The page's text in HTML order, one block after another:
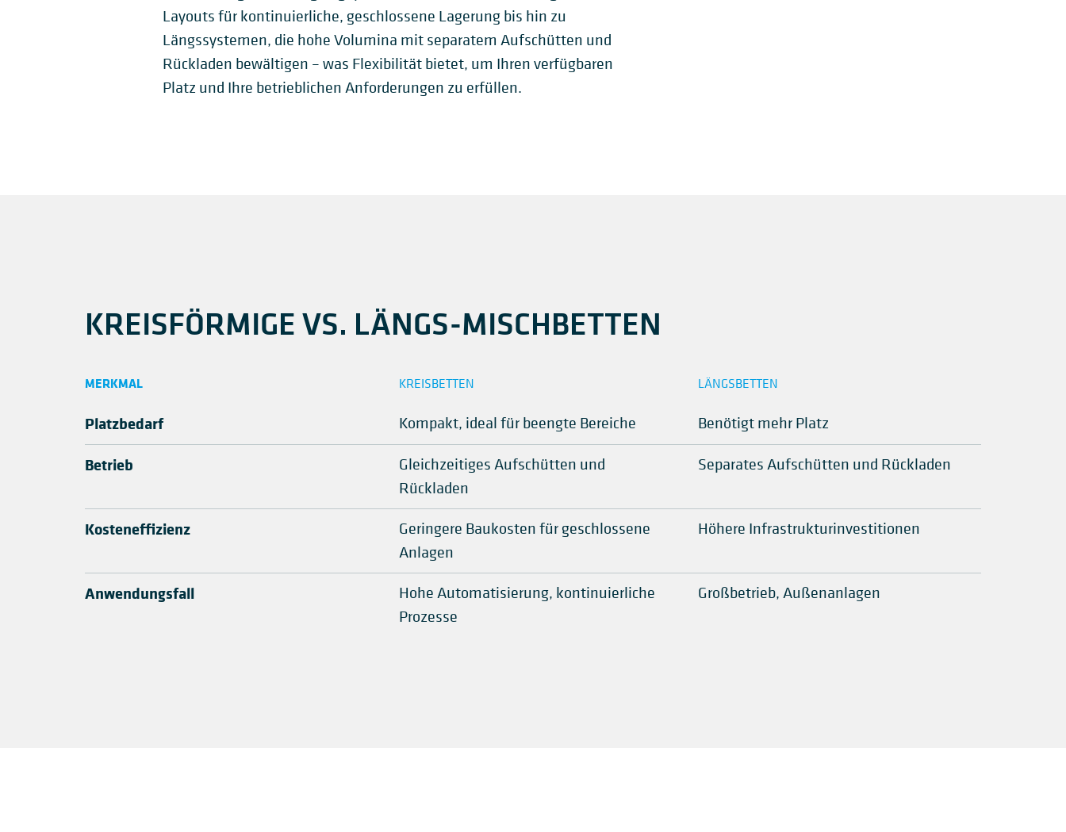
Layouts für kontinuierliche, geschlossene Lagerung bis hin zu
Längssystemen, die hohe Volumina mit separatem Aufschütten und
Rückladen bewältigen – was Flexibilität bietet, um Ihren verfügbaren
Platz und Ihre betrieblichen Anforderungen zu erfüllen.
KREISFÖRMIGE VS. LÄNGS-MISCHBETTEN
MERKMAL KREISBETTEN LÄNGSBETTEN
Platzbedarf Kompakt, ideal für beengte Bereiche Benötigt mehr Platz
Betrieb
Gleichzeitiges Aufschütten und
Rückladen
Separates Aufschütten und Rückladen
Kosteneffizienz
Geringere Baukosten für geschlossene
Anlagen
Höhere Infrastrukturinvestitionen
Anwendungsfall
Hohe Automatisierung, kontinuierliche
Prozesse
Großbetrieb, Außenanlagen